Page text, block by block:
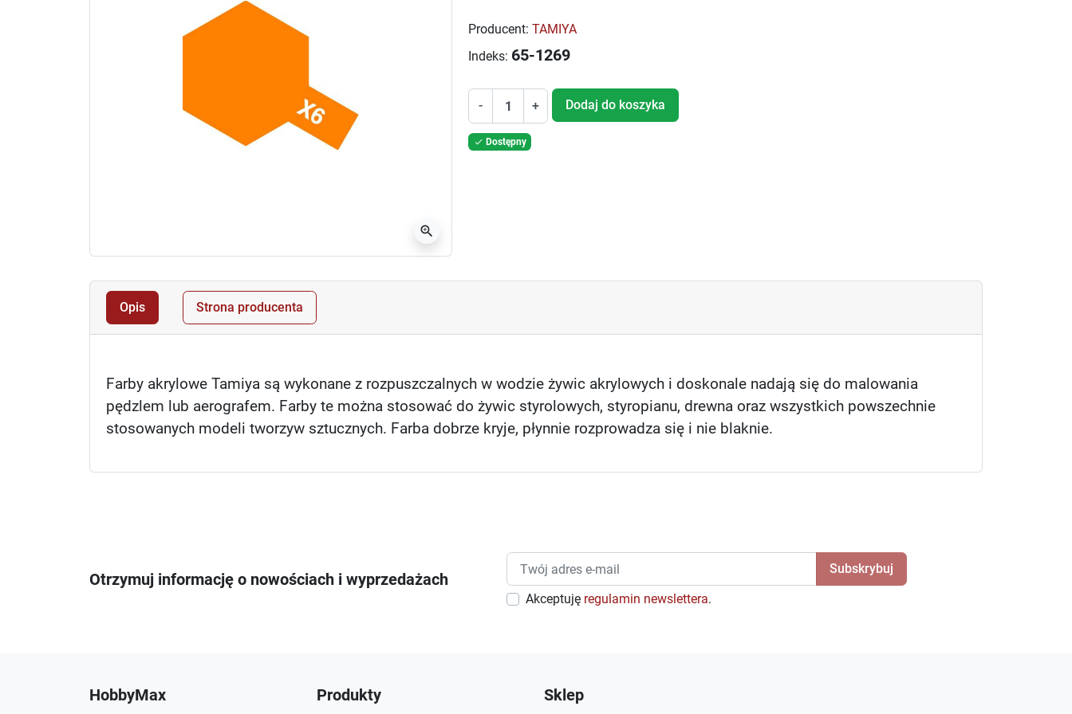
zoom_in
Producent: TAMIYA
Indeks: 65-1269
- + Dodaj do koszyka
 Dostępny
Opis Strona producenta
Farby akrylowe Tamiya są wykonane z rozpuszczalnych w wodzie żywic akrylowych i doskonale nadają się do malowania
pędzlem lub aerografem. Farby te można stosować do żywic styrolowych, styropianu, drewna oraz wszystkich powszechnie
stosowanych modeli tworzyw sztucznych. Farba dobrze kryje, płynnie rozprowadza się i nie blaknie.
Otrzymuj informację o nowościach i wyprzedażach
Akceptuję regulamin newslettera.
HobbyMax Produkty Sklep